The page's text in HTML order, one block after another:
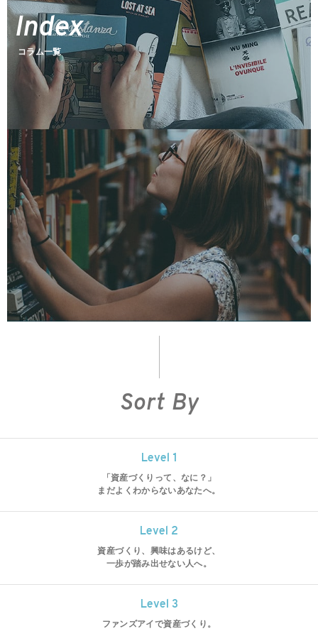
ファンズアイランキング
Today's Fund
ファンズアイ情報
Market
マーケット情報
Tools
Simulation
つみたてシミュレーション
Assist
投信アシスト
Glossary
用語集
Q&A
よくあるご質問
Other
Index
コラム一覧
Sort By
Level 1
「資産づくりって、なに？」
まだよくわからないあなたへ。
Level 2
資産づくり、興味はあるけど、
一歩が踏み出せない人へ。
Level 3
ファンズアイで資産づくり。